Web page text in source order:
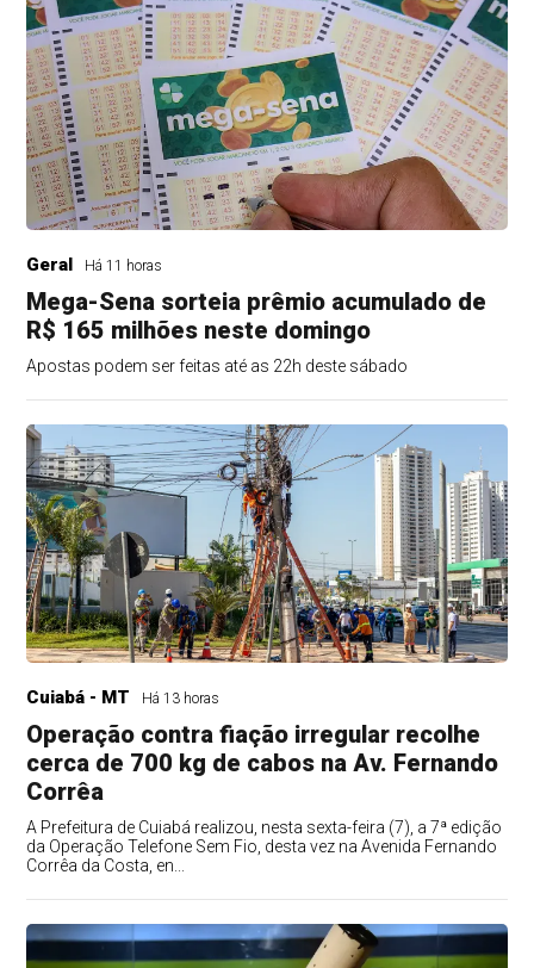
Geral Há 11 horas
Mega-Sena sorteia prêmio acumulado de
R$ 165 milhões neste domingo
Apostas podem ser feitas até as 22h deste sábado
Cuiabá - MT Há 13 horas
Operação contra fiação irregular recolhe
cerca de 700 kg de cabos na Av. Fernando
Corrêa
A Prefeitura de Cuiabá realizou, nesta sexta-feira (7), a 7ª edição
da Operação Telefone Sem Fio, desta vez na Avenida Fernando
Corrêa da Costa, en...